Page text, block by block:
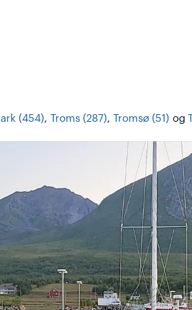
(454), Troms (287), Tromsø (51) og